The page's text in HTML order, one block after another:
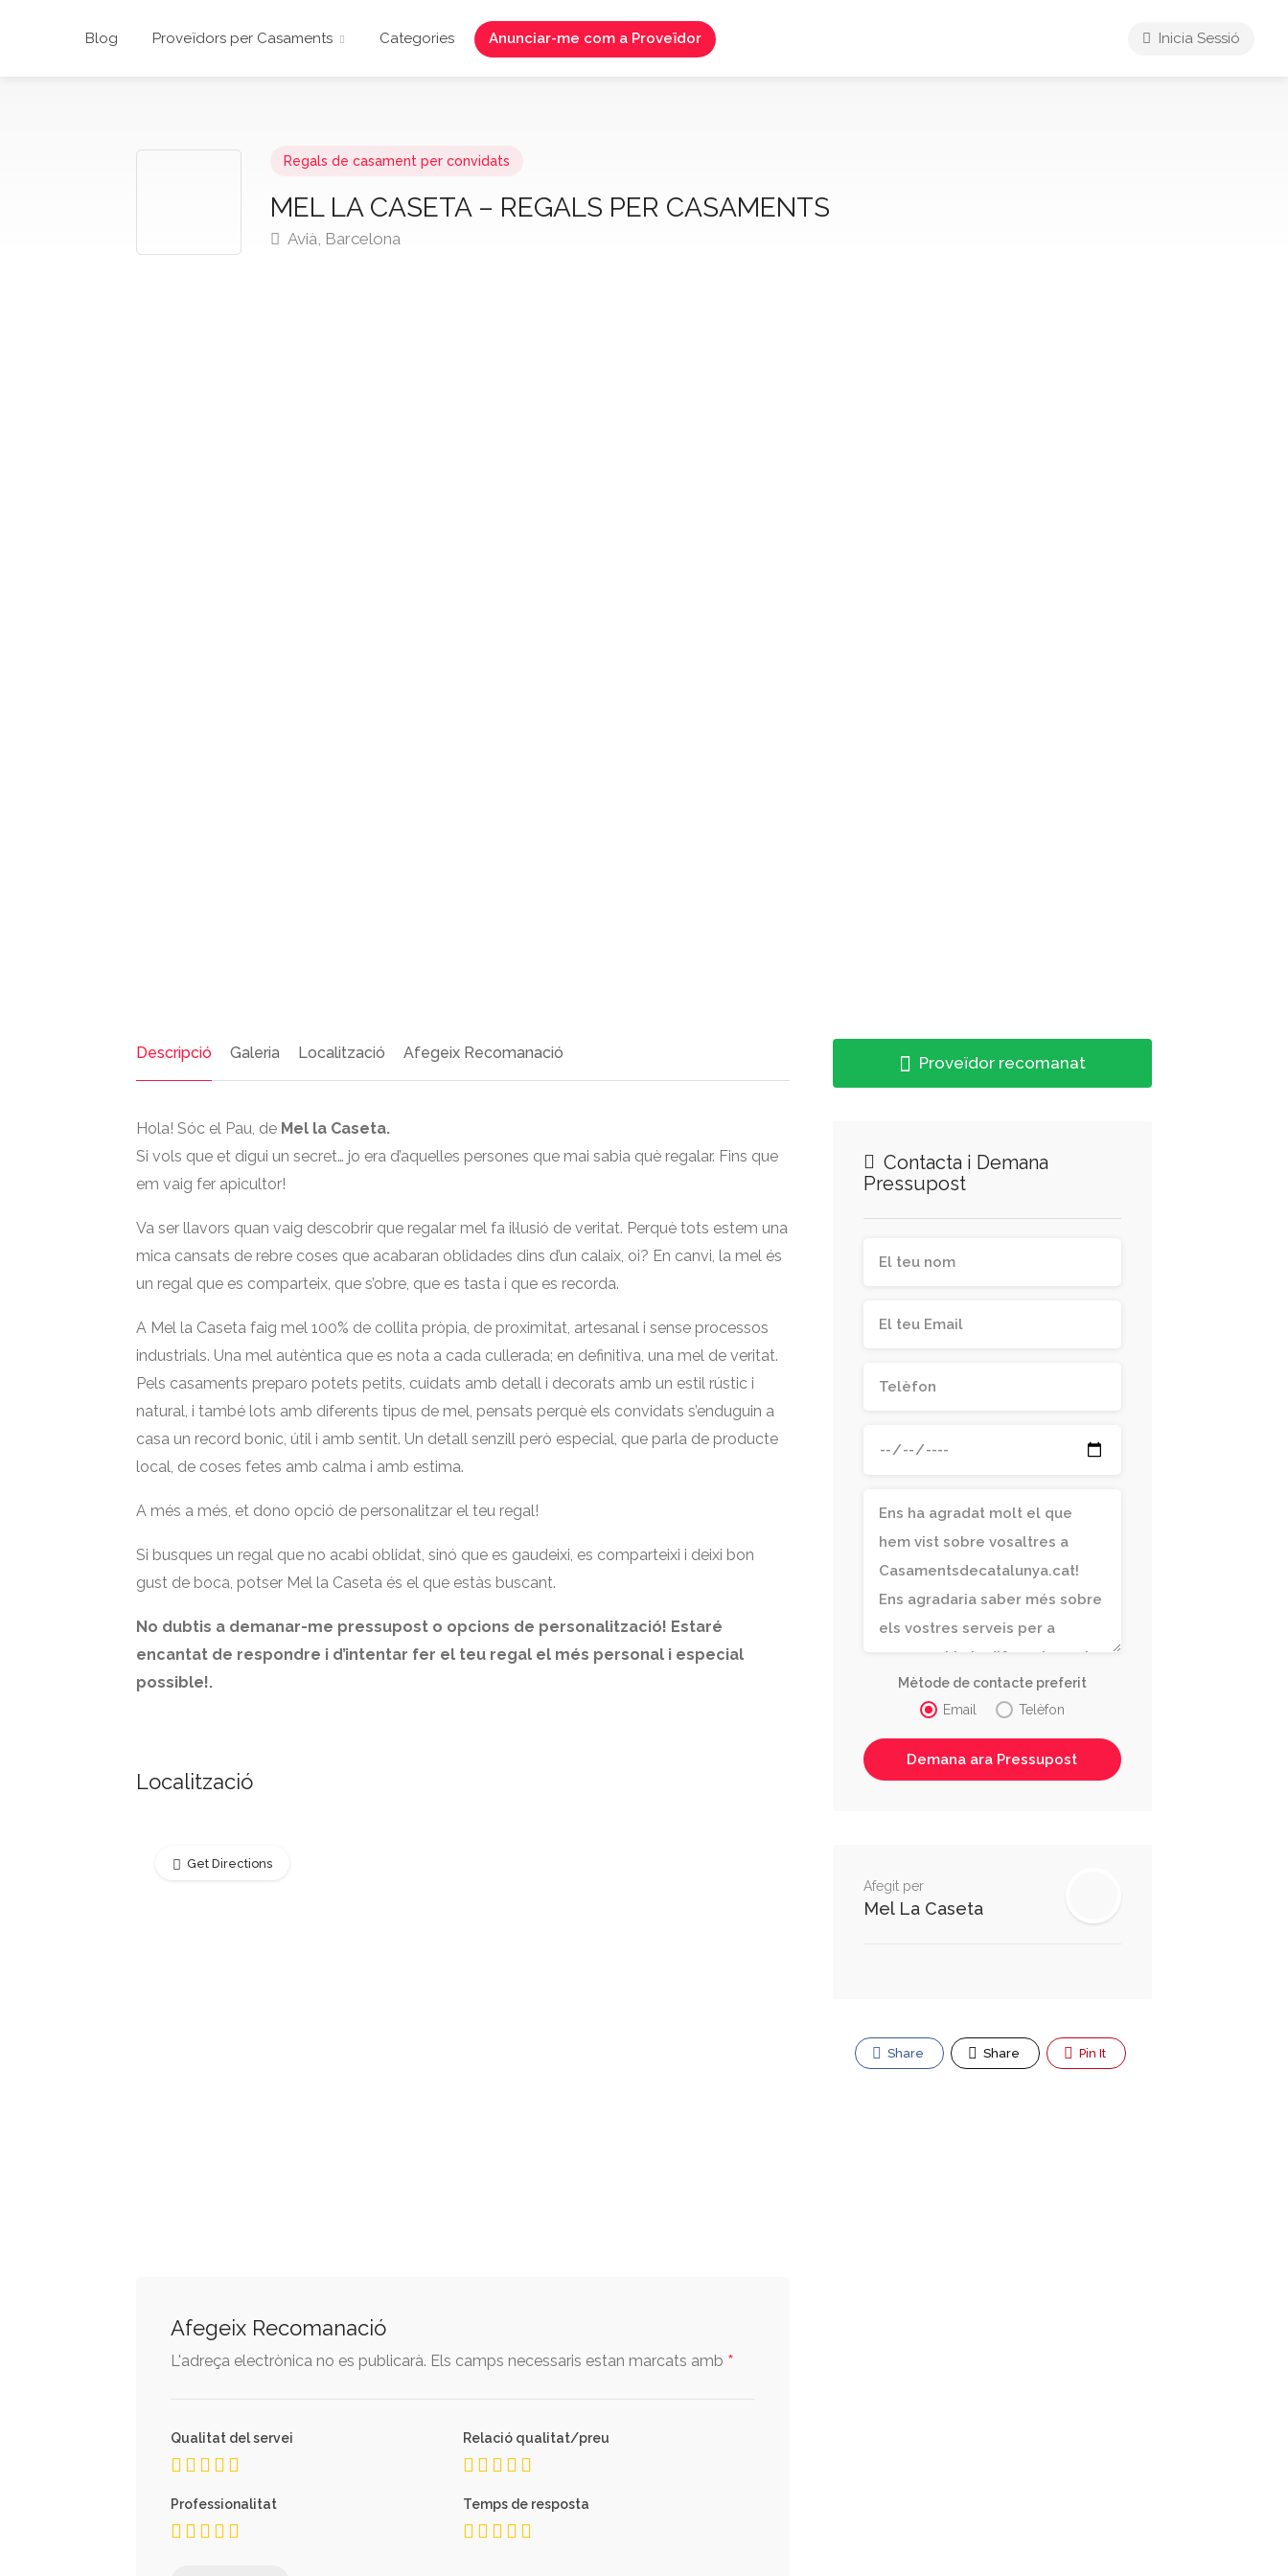
Blog Proveïdors per Casaments Categories Anunciar-me com a Proveïdor Inicia Sessió
Regals de casament per convidats
MEL LA CASETA – REGALS PER CASAMENTS
Avià, Barcelona
Descripció Galeria Localització Afegeix Recomanació
Hola! Sóc el Pau, de Mel la Caseta.
Si vols que et digui un secret… jo era d’aquelles persones que mai sabia què regalar. Fins que
em vaig fer apicultor!
Va ser llavors quan vaig descobrir que regalar mel fa il·lusió de veritat. Perquè tots estem una
mica cansats de rebre coses que acabaran oblidades dins d’un calaix, oi? En canvi, la mel és
un regal que es comparteix, que s’obre, que es tasta i que es recorda.
A Mel la Caseta faig mel 100% de collita pròpia, de proximitat, artesanal i sense processos
industrials. Una mel autèntica que es nota a cada cullerada; en definitiva, una mel de veritat.
Pels casaments preparo potets petits, cuidats amb detall i decorats amb un estil rústic i
natural, i també lots amb diferents tipus de mel, pensats perquè els convidats s’enduguin a
casa un record bonic, útil i amb sentit. Un detall senzill però especial, que parla de producte
local, de coses fetes amb calma i amb estima.
A més a més, et dono opció de personalitzar el teu regal!
Si busques un regal que no acabi oblidat, sinó que es gaudeixi, es comparteixi i deixi bon
gust de boca, potser Mel la Caseta és el que estàs buscant.
No dubtis a demanar-me pressupost o opcions de personalització! Estaré
encantat de respondre i d’intentar fer el teu regal el més personal i especial
possible!.
Localització
Get Directions
Afegeix Recomanació
L'adreça electrònica no es publicarà. Els camps necessaris estan marcats amb *
Qualitat del servei Relació qualitat/preu
Professionalitat Temps de resposta
Proveïdor recomanat
Contacta i Demana
Pressupost
Mètode de contacte preferit
Email
Telèfon
Afegit per
Mel La Caseta
Share Share Pin It